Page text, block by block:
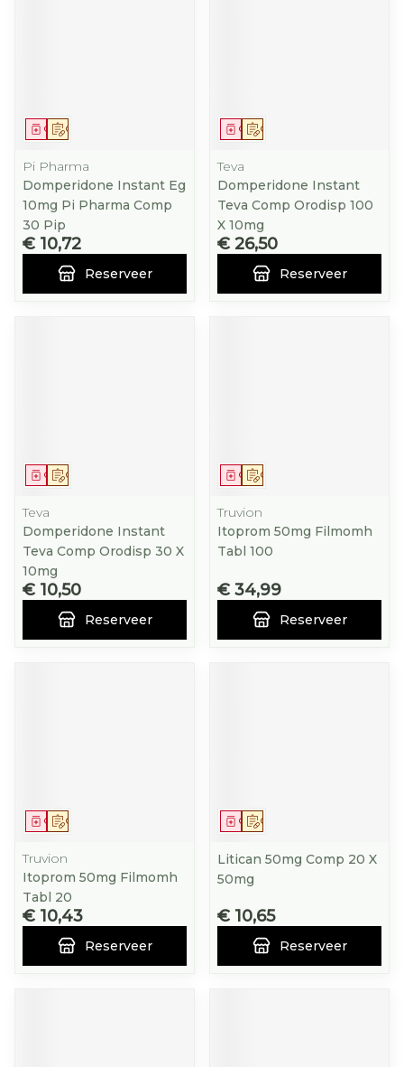
Op voorschrift
Geneesmiddel
Pi Pharma
Domperidone Instant Eg
10mg Pi Pharma Comp
30 Pip
€ 10,72
Reserveer
Op voorschrift
Geneesmiddel
Teva
Domperidone Instant
Teva Comp Orodisp 100
X 10mg
€ 26,50
Reserveer
Op voorschrift
Geneesmiddel
Teva
Domperidone Instant
Teva Comp Orodisp 30 X
10mg
€ 10,50
Reserveer
Op voorschrift
Geneesmiddel
Truvion
Itoprom 50mg Filmomh
Tabl 100
€ 34,99
Reserveer
Op voorschrift
Geneesmiddel
Truvion
Itoprom 50mg Filmomh
Tabl 20
€ 10,43
Reserveer
Op voorschrift
Geneesmiddel
Litican 50mg Comp 20 X
50mg
€ 10,65
Reserveer